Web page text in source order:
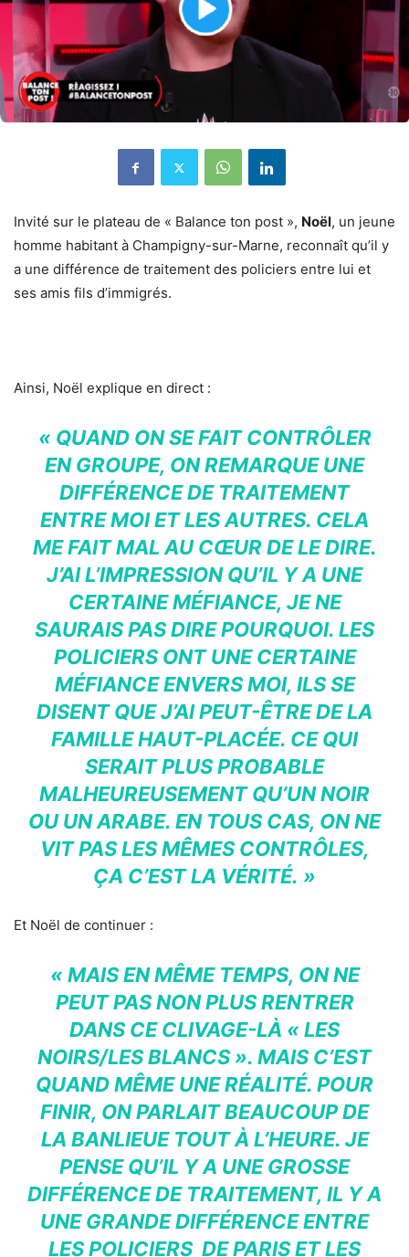
Invité sur le plateau de « Balance ton post », Noël, un jeune
homme habitant à Champigny-sur-Marne, reconnaît qu’il y
a une différence de traitement des policiers entre lui et
ses amis fils d’immigrés.
Ainsi, Noël explique en direct :
« QUAND ON SE FAIT CONTRÔLER
EN GROUPE, ON REMARQUE UNE
DIFFÉRENCE DE TRAITEMENT
ENTRE MOI ET LES AUTRES. CELA
ME FAIT MAL AU CŒUR DE LE DIRE.
J’AI L’IMPRESSION QU’IL Y A UNE
CERTAINE MÉFIANCE, JE NE
SAURAIS PAS DIRE POURQUOI. LES
POLICIERS ONT UNE CERTAINE
MÉFIANCE ENVERS MOI, ILS SE
DISENT QUE J’AI PEUT-ÊTRE DE LA
FAMILLE HAUT-PLACÉE. CE QUI
SERAIT PLUS PROBABLE
MALHEUREUSEMENT QU’UN NOIR
OU UN ARABE. EN TOUS CAS, ON NE
VIT PAS LES MÊMES CONTRÔLES,
ÇA C’EST LA VÉRITÉ. »
Et Noël de continuer :
« MAIS EN MÊME TEMPS, ON NE
PEUT PAS NON PLUS RENTRER
DANS CE CLIVAGE-LÀ « LES
NOIRS/LES BLANCS ». MAIS C’EST
QUAND MÊME UNE RÉALITÉ. POUR
FINIR, ON PARLAIT BEAUCOUP DE
LA BANLIEUE TOUT À L’HEURE. JE
PENSE QU’IL Y A UNE GROSSE
DIFFÉRENCE DE TRAITEMENT, IL Y A
UNE GRANDE DIFFÉRENCE ENTRE
LES POLICIERS DE PARIS ET LES